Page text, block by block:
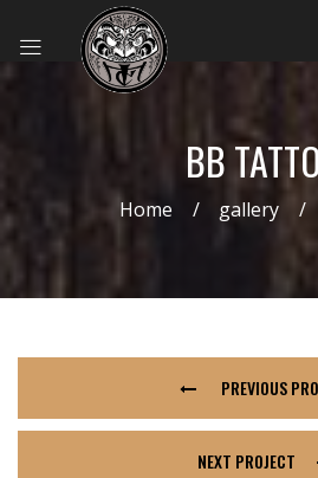
BB
Home gallery
PREVIOUS
NEXT PROJECT